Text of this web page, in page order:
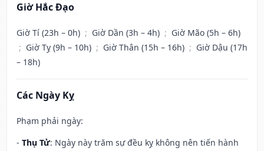
Giờ Hắc Đạo
Giờ Tí (23h – 0h) ; Giờ Dần (3h – 4h) ; Giờ Mão (5h – 6h)
; Giờ Tỵ (9h – 10h) ; Giờ Thân (15h – 16h) ; Giờ Dậu (17h
– 18h)
Các Ngày Kỵ
Phạm phải ngày:
- Thụ Tử: Ngày này trăm sự đều kỵ không nên tiến hành